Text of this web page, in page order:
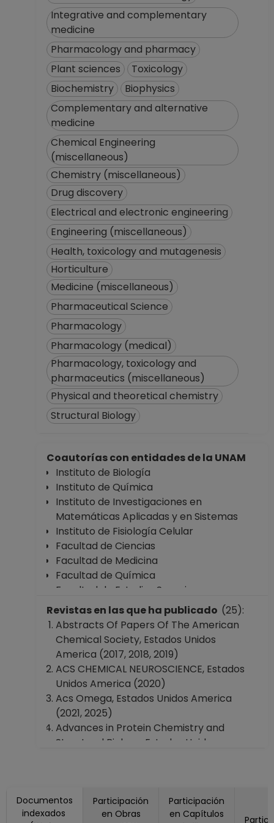
hasta 28-02-2012
PROFESOR
ASIGNATURA A TP
No Definitivo
Facultad de
Química
Desde 16-02-2010
hasta 15-04-2011
PROFESOR B TP No
Facultad de
Química
hasta 15-02-2010
Integrative and complementary
medicine
Pharmacology and pharmacy
Plant sciences
Toxicology
Biochemistry
Biophysics
Complementary and alternative
medicine
Chemical Engineering
(miscellaneous)
Chemistry (miscellaneous)
Drug discovery
Electrical and electronic engineering
Engineering (miscellaneous)
Health, toxicology and mutagenesis
Horticulture
Medicine (miscellaneous)
Pharmaceutical Science
Pharmacology
Pharmacology (medical)
Pharmacology, toxicology and
pharmaceutics (miscellaneous)
Physical and theoretical chemistry
Structural Biology
Coautorías con entidades de la UNAM
Instituto de Biología
Instituto de Química
Instituto de Investigaciones en
Matemáticas Aplicadas y en Sistemas
Instituto de Fisiología Celular
Facultad de Ciencias
Facultad de Medicina
Facultad de Química
Facultad de Estudios Superiores
"Zaragoza"
Dirección General de Asuntos del
Personal Académico
Revistas en las que ha publicado (25):
Abstracts Of Papers Of The American
Chemical Society, Estados Unidos
America (2017, 2018, 2019)
ACS CHEMICAL NEUROSCIENCE, Estados
Unidos America (2020)
Acs Omega, Estados Unidos America
(2021, 2025)
Advances in Protein Chemistry and
Structural Biology, Estados Unidos
CHEMISTRY & BIODIVERSITY, Alemania
(2024)
Documentos
indexados
Participación
en Obras
Participación
en Capítulos